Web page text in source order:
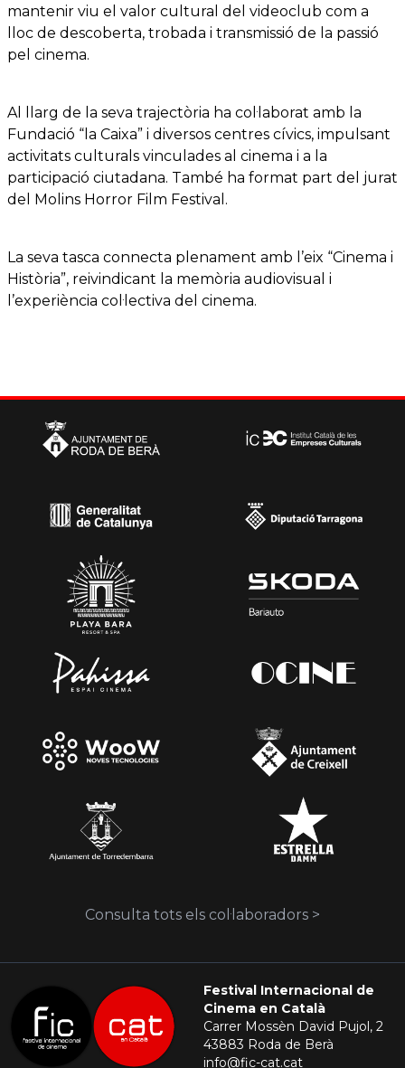
mantenir viu el valor cultural del videoclub com a
lloc de descoberta, trobada i transmissió de la passió
pel cinema.
Al llarg de la seva trajectòria ha col·laborat amb la
Fundació “la Caixa” i diversos centres cívics, impulsant
activitats culturals vinculades al cinema i a la
participació ciutadana. També ha format part del jurat
del Molins Horror Film Festival.
La seva tasca connecta plenament amb l’eix “Cinema i
Història”, reivindicant la memòria audiovisual i
l’experiència col·lectiva del cinema.
Consulta tots els col·laboradors >
Festival Internacional de
Cinema en Català
Carrer Mossèn David Pujol, 2
43883 Roda de Berà
info@fic-cat.cat